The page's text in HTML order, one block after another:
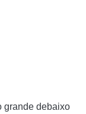
grande debaixo